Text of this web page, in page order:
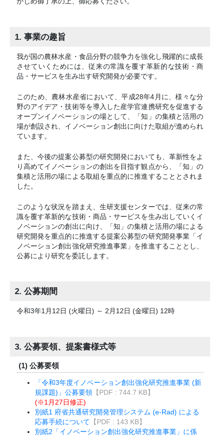
1. 事業の趣旨
我が国の農林水産・食品分野の競争力を強化し飛躍的に成長
させていくためには、従来の常識を覆す革新的な技術・商
品・サービスを生み出す研究開発が必要です。
このため、農林水産省において、平成28年4月に、様々な分
野のアイデア・技術等を導入した産学官連携研究を促進する
オープンイノベーションの場として、「知」の集積と活用の
場が創設され、イノベーション創出に向けた取組が進められ
ています。
また、今後の提案公募型の研究開発においても、革新性をよ
り高めてイノベーションの創出を目指す観点から、「知」の
集積と活用の場による取組を重点的に推進することとされま
した。
このような状況を踏まえ、生研支援センターでは、従来の常
識を覆す革新的な技術・商品・サービスを生み出していくイ
ノベーションの創出に向け、「知」の集積と活用の場による
研究開発を重点的に推進する提案公募型の研究開発事業「イ
ノベーション創出強化研究推進事業」を推進することとし、
公募により研究を委託します。
2. 公募期間
令和3年1月12日 (火曜日) ～ 2月12日 (金曜日) 12時
3. 公募要領、提案書様式等
(1) 公募要領
「令和3年度イノベーション創出強化研究推進事業 (新
規課題)」公募要領 【PDF :744.7 KB】
(※1月27日修正)
別紙1 府省共通研究開発管理システム (e-Rad) による
応募手続について 【PDF : 143 KB】
別紙2「イノベーション創出強化研究推進事業」に係